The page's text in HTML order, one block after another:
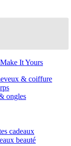
It Yours
& coiffure
ongles
cadeaux
beauté